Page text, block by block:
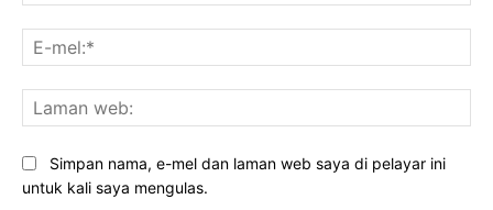
Simpan nama, e-mel dan laman web saya di pelayar ini
untuk kali saya mengulas.